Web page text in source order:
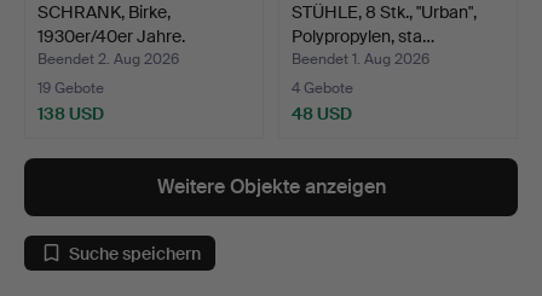
SCHRANK, Birke,
1930er/40er Jahre.
Beendet 2. Aug 2026
19 Gebote
138 USD
STÜHLE, 8 Stk., "Urban",
Polypropylen, sta…
Beendet 1. Aug 2026
4 Gebote
48 USD
Weitere Objekte anzeigen
Suche speichern